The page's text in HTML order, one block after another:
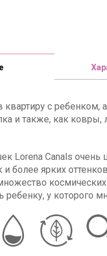
с ребенком,
и также, как ковры,
Lorena Canals
и более ярких
ребенку, у